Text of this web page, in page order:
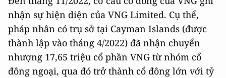
nhận sự hiện diện của VNG Limited. Cụ thể,
pháp nhân có trụ sở tại Cayman Islands (được
thành lập vào tháng 4/2022) đã nhận chuyển
nhượng 17,65 triệu cổ phần VNG từ nhóm cổ
đông ngoại, qua đó trở thành cổ đông lớn với tỷ